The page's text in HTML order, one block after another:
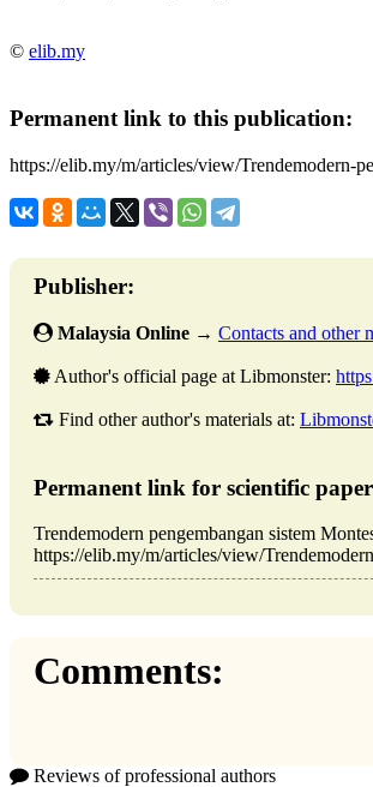
© elib.my
Permanent link to this publication:
https://elib.my/m/articles/view/Trendemodern-
Publisher:
Malaysia Online → Contacts and other
Author's official page at Libmonster:
Find other author's materials at:
Permanent link for scientific
Trendemodern pengembangan sistem
https://elib.my/m/articles/view/
Comments:
Reviews of professional authors